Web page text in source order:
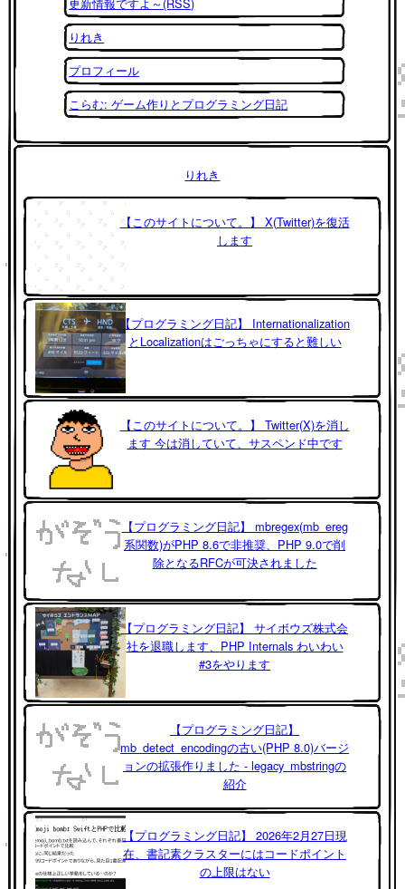
りれき
プロフィール
こらむ: ゲーム作りとプログラミング日記
りれき
【このサイトについて。】 X(Twitter)を復活
します
【プログラミング日記】 Internationalization
とLocalizationはごっちゃにすると難しい
【このサイトについて。】 Twitter(X)を消し
ます 今は消していて、サスペンド中です
【プログラミング日記】 mbregex(mb_ereg
系関数)がPHP 8.6で非推奨、PHP 9.0で削
除となるRFCが可決されました
【プログラミング日記】 サイボウズ株式会
社を退職します、PHP Internals わいわい
#3をやります
【プログラミング日記】
mb_detect_encodingの古い(PHP 8.0)バージ
ョンの拡張作りました - legacy_mbstringの
紹介
【プログラミング日記】 2026年2月27日現
在、書記素クラスターにはコードポイント
の上限はない